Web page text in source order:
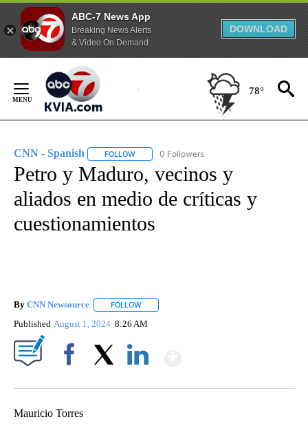
ABC-7 News App
Breaking News Alerts
& Video On Demand
DOWNLOAD
Content
78°
CNN - Spanish FOLLOW FOLLOW "CNN - SPANISH" TO RECEIVE
0 Followers
Petro y Maduro, vecinos y
aliados en medio de críticas y
cuestionamientos
By CNN Newsource FOLLOW
Published August 1, 2024 8:26 AM
Mauricio Torres